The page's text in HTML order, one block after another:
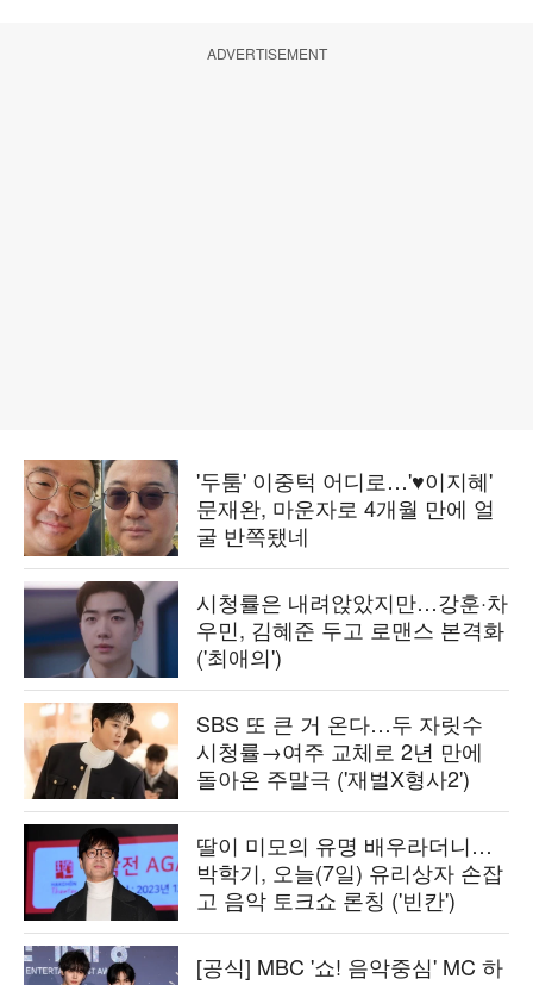
ADVERTISEMENT
'두툼' 이중턱 어디로…'♥이지혜'
문재완, 마운자로 4개월 만에 얼
굴 반쪽됐네
시청률은 내려앉았지만…강훈·차
우민, 김혜준 두고 로맨스 본격화
('최애의')
SBS 또 큰 거 온다…두 자릿수
시청률→여주 교체로 2년 만에
돌아온 주말극 ('재벌X형사2')
딸이 미모의 유명 배우라더니…
박학기, 오늘(7일) 유리상자 손잡
고 음악 토크쇼 론칭 ('빈칸')
[공식] MBC '쇼! 음악중심' MC 하